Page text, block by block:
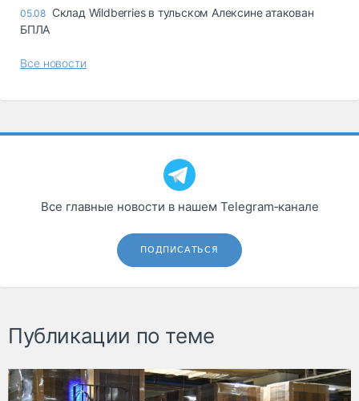
05.08 Склад Wildberries в тульском Алексине атакован
БПЛА
Все новости
Все главные новости в нашем Telegram‑канале
ПОДПИСАТЬСЯ
Публикации по теме